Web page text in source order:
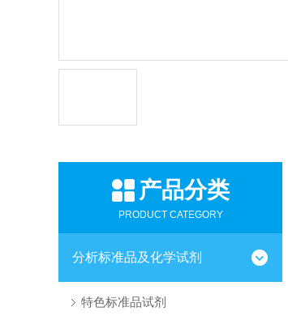
产品分类
PRODUCT CATEGORY
分析标准品及化学试剂
特色标准品试剂